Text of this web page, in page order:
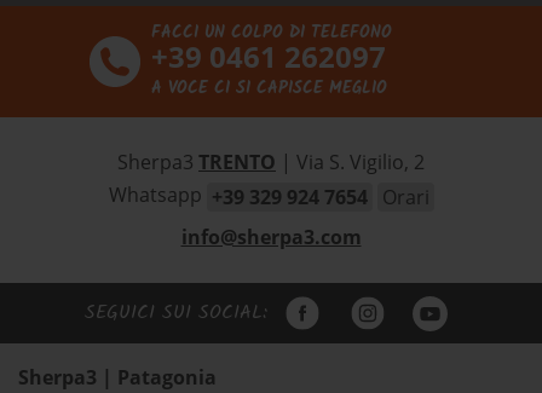
FACCI UN COLPO DI TELEFONO
+39 0461 262097
A VOCE CI SI CAPISCE MEGLIO
Sherpa3 TRENTO | Via S. Vigilio, 2
Whatsapp +39 329 924 7654
Orari
info@sherpa3.com
SEGUICI SUI SOCIAL:
Sherpa3 | Patagonia